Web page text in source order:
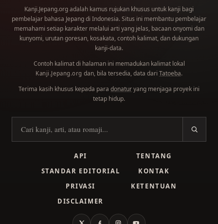
Kanji.Jepang.org adalah kamus rujukan khusus untuk kanji bagi
pembelajar bahasa Jepang di Indonesia. Situs ini membantu pembelajar
memahami setiap karakter melalui arti yang jelas, bacaan onyomi dan
kunyomi, urutan goresan, kosakata, contoh kalimat, dan dukungan
kanji-data.
Contoh kalimat di halaman ini memadukan kalimat lokal
Kanji.Jepang.org dan, bila tersedia, data dari Tatoeba.
Terima kasih khusus kepada para donaturyang menjaga proyek ini
tetap hidup.
Cari kanji
API
TENTANG
STANDAR EDITORIAL
KONTAK
PRIVASI
KETENTUAN
DISCLAIMER